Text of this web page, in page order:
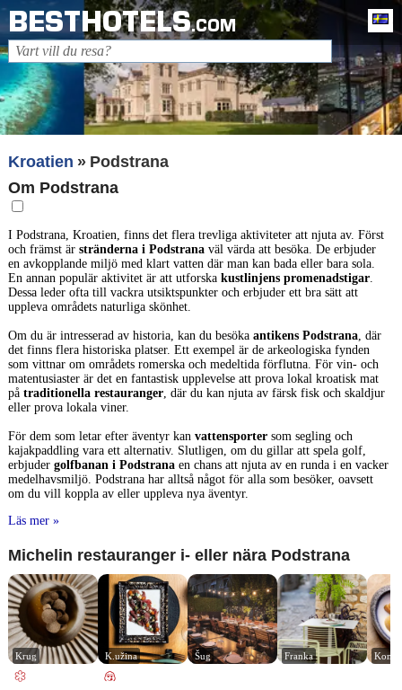
BESTHOTELS.COM
Kroatien
Podstrana
Om Podstrana
I Podstrana, Kroatien, finns det flera trevliga aktiviteter att njuta av. Först
och främst är stränderna i Podstranaväl värda att besöka. De erbjuder
en avkopplande miljö med klart vatten där man kan bada eller bara sola.
En annan populär aktivitet är att utforska kustlinjens promenadstigar.
Dessa leder ofta till vackra utsiktspunkter och erbjuder ett bra sätt att
uppleva områdets naturliga skönhet.
Om du är intresserad av historia, kan du besöka antikens Podstrana, där
det finns flera historiska platser. Ett exempel är de arkeologiska fynden
som vittnar om områdets romerska och medeltida förflutna. För vin- och
matentusiaster är det en fantastisk upplevelse att prova lokal kroatisk mat
på traditionella restauranger, där du kan njuta av färsk fisk och skaldjur
eller prova lokala viner.
För dem som letar efter äventyr kan vattensportersom segling och
kajakpaddling vara ett alternativ. Slutligen, om du gillar att spela golf,
erbjuder golfbanan i Podstranaen chans att njuta av en runda i en vacker
medelhavsmiljö. Podstrana har alltså något för alla som besöker, oavsett
om du vill koppla av eller uppleva nya äventyr.
Läs mer »
Michelin restauranger i- eller nära Podstrana
Krug K.užina Šug Franka